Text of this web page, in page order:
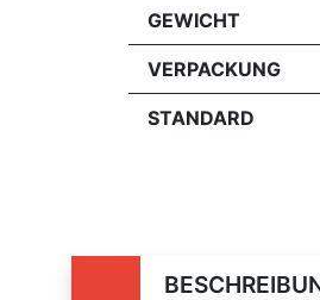
GEWICHT
VERPACKUNG
STANDARD